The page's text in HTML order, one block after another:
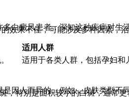
白癜风患者，深知这种疾病对生
效果不佳，可能涉及多种因素，
适用人群
适用于各类人群，包括孕妇和
因人而异的。例如，皮肤类型不
，特别是面积较小的白斑，通常